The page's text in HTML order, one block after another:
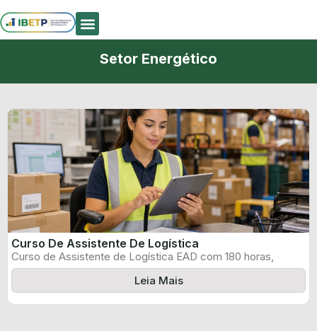
Setor Energético
Curso De Assistente De Logística
Curso de Assistente de Logística EAD com 180 horas,
certificado informado pelo produtor ...
Leia Mais